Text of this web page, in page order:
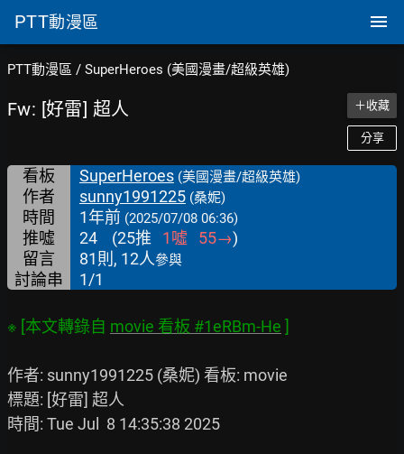
PTT動漫區
PTT動漫區 / SuperHeroes (美國漫畫/超級英雄)
Fw: [好雷] 超人 ＋收藏
分享
看板 SuperHeroes (美國漫畫/超級英雄)
作者 sunny1991225 (桑妮)
時間 1年前 (2025/07/08 06:36)
推噓 24 (25推 1噓 55→)
留言
81則, 12人參與
討論串 1/1
※ [本文轉錄自 movie 看板 #1eRBm-He ]
作者: sunny1991225 (桑妮) 看板: movie
標題: [好雷] 超人
時間: Tue Jul  8 14:35:38 2025